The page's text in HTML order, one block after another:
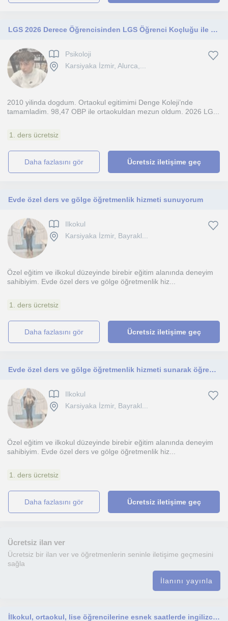
LGS 2026 Derece Öğrencisinden LGS Öğrenci Koçluğu ile Psikolojik Destek & Analizler
Psikoloji
Karsiyaka İzmir, Alurca,...
2010 yilinda dogdum. Ortaokul egitimimi Denge Koleji’nde
tamamladim. 98,47 OBP ile ortaokuldan mezun oldum. 2026 LG...
1. ders ücretsiz
daha fazlasını gör Ücretsiz iletişime geç
Evde özel ders ve gölge öğretmenlik hizmeti sunuyorum
Ilkokul
Karsiyaka İzmir, Bayrakl...
Özel eğitim ve ilkokul düzeyinde birebir eğitim alanında deneyim
sahibiyim. Evde özel ders ve gölge öğretmenlik hiz...
1. ders ücretsiz
daha fazlasını gör Ücretsiz iletişime geç
Evde özel ders ve gölge öğretmenlik hizmeti sunarak öğrencilerin akademik, sosyal ve bireysel gelişimlerini destekliyorum
Ilkokul
Karsiyaka İzmir, Bayrakl...
Özel eğitim ve ilkokul düzeyinde birebir eğitim alanında deneyim
sahibiyim. Evde özel ders ve gölge öğretmenlik hiz...
1. ders ücretsiz
daha fazlasını gör Ücretsiz iletişime geç
Ücretsiz ilan ver
Ücretsiz bir ilan ver ve öğretmenlerin seninle iletişime geçmesini
sağla
İlanını yayınla
İlkokul, ortaokul, lise öğrencilerine esnek saatlerde ingilizce dersi